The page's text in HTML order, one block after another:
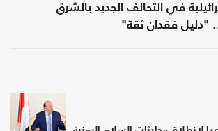
في التحالف الجديد بالشرق
"دليل فقدان ثقة"